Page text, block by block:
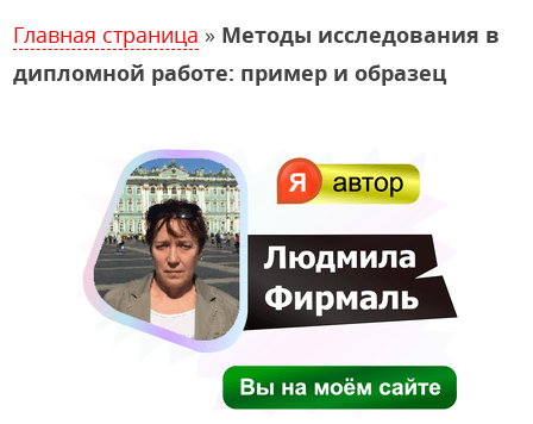
Главная страница » Методы исследования в
дипломной работе: пример и образец